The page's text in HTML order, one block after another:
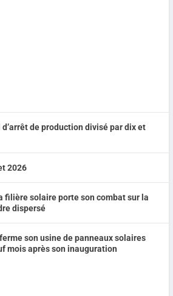
de production divisé par dix et
2026
filière solaire porte son combat sur la
dispersé
son usine de panneaux solaires
mois après son inauguration